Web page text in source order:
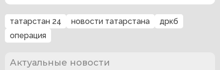
татарстан 24 новости татарстана
дркб
операция
Актуальные новости